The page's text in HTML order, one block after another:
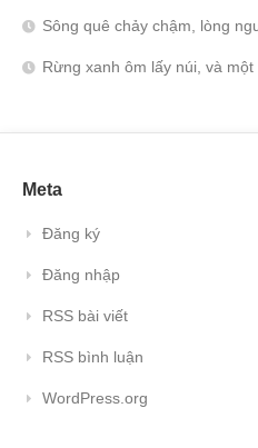
Sông quê chảy chậm, lòng
Rừng xanh ôm lấy núi, và
Meta
Đăng ký
Đăng nhập
RSS bài viết
RSS bình luận
WordPress.org